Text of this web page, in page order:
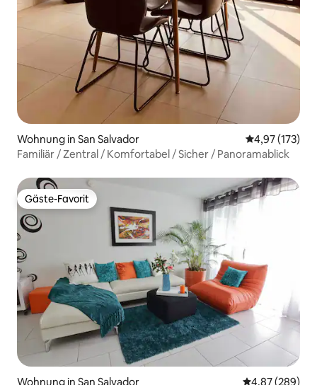
Wohnung in San Salvador
4,97 (173)
Familiär / Zentral / Komfortabel / Sicher / Panoramablick
Gäste-Favorit
Gäste-Favorit
Wohnung in San Salvador 4,87 (289)